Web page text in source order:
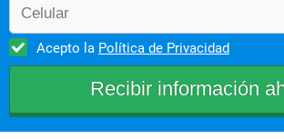
Acepto la Política de Privacidad